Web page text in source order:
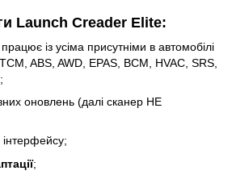
Launch Creader Elite:
із усіма присутніми в автомобілі
ABS, AWD, EPAS, BCM, HVAC, SRS,
оновлень (далі сканер НЕ
інтерфейсу;
;